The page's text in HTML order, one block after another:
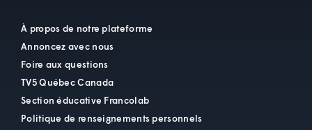
À propos de notre plateforme
Annoncez avec nous
Foire aux questions
TV5 Québec Canada
Section éducative Francolab
Politique de renseignements personnels